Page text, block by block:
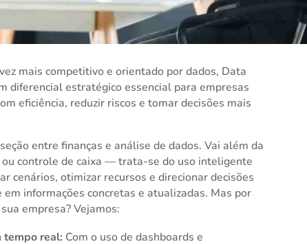
mais competitivo e orientado por dados, Data
diferencial estratégico essencial para empresas
eficiência, reduzir riscos e tomar decisões mais
entre finanças e análise de dados. Vai além da
controle de caixa — trata-se do uso inteligente
cenários, otimizar recursos e direcionar decisões
informações concretas e atualizadas. Mas por
empresa? Vejamos:
tempo real: Com o uso de dashboards e